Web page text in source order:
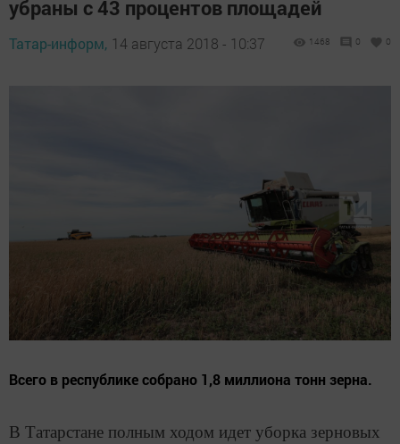
убраны с 43 процентов площадей
Татар-информ, 14 августа 2018 - 10:37 1468 0 0
Всего в республике собрано 1,8 миллиона тонн зерна.
В Татарстане полным ходом идет уборка зерновых